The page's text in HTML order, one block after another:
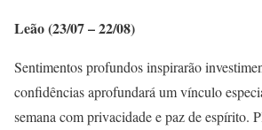
Leão (23/07 – 22/08)
Sentimentos profundos inspirarão
confidências aprofundará um vínculo
semana com privacidade e paz de espírito.